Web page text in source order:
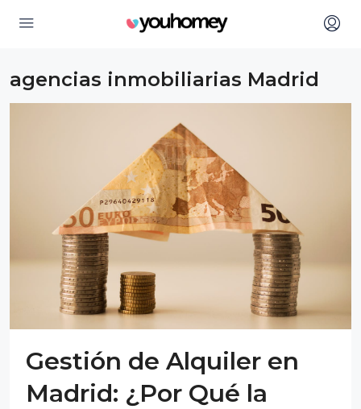
agencias inmobiliarias Madrid
Gestión de Alquiler en
Madrid: ¿Por Qué la